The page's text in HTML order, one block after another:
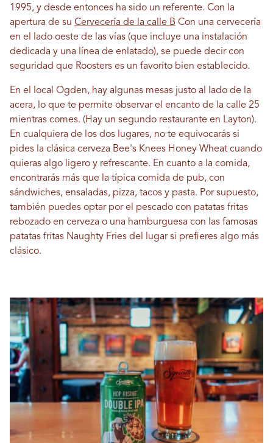
1995, y desde entonces ha sido un referente. Con la
apertura de su Cervecería de la calle B Con una cervecería
en el lado oeste de las vías (que incluye una instalación
dedicada y una línea de enlatado), se puede decir con
seguridad que Roosters es un favorito bien establecido.
En el local Ogden, hay algunas mesas justo al lado de la
acera, lo que te permite observar el encanto de la calle 25
mientras comes. (Hay un segundo restaurante en Layton).
En cualquiera de los dos lugares, no te equivocarás si
pides la clásica cerveza Bee's Knees Honey Wheat cuando
quieras algo ligero y refrescante. En cuanto a la comida,
encontrarás más que la típica comida de pub, con
sándwiches, ensaladas, pizza, tacos y pasta. Por supuesto,
también puedes optar por el pescado con patatas fritas
rebozado en cerveza o una hamburguesa con las famosas
patatas fritas Naughty Fries del lugar si prefieres algo más
clásico.